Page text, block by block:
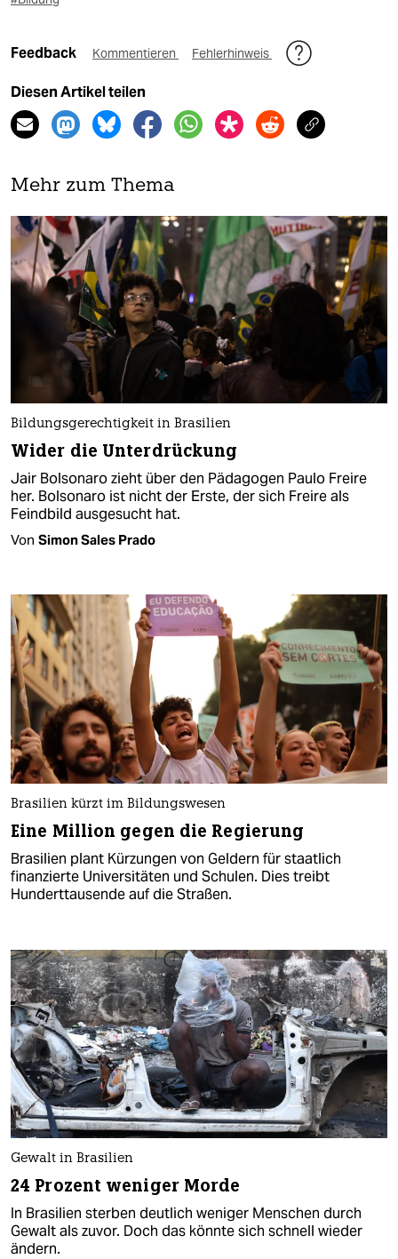
Feedback Kommentieren Fehlerhinweis
Diesen Artikel teilen
Mehr zum Thema
Bildungsgerechtigkeit in Brasilien
Wider die Unterdrückung
Jair Bolsonaro zieht über den Pädagogen Paulo Freire
her. Bolsonaro ist nicht der Erste, der sich Freire als
Feindbild ausgesucht hat.
Von Simon Sales Prado
Brasilien kürzt im Bildungswesen
Eine Million gegen die Regierung
Brasilien plant Kürzungen von Geldern für staatlich
finanzierte Universitäten und Schulen. Dies treibt
Hunderttausende auf die Straßen.
Gewalt in Brasilien
24 Prozent weniger Morde
In Brasilien sterben deutlich weniger Menschen durch
Gewalt als zuvor. Doch das könnte sich schnell wieder
ändern.